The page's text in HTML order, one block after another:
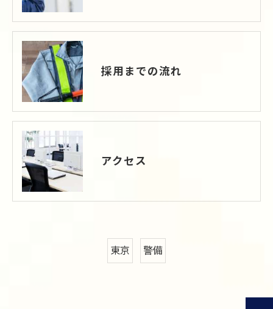
採用までの流れ
アクセス
東京 警備